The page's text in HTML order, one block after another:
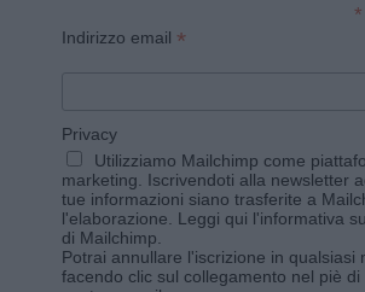
*
Indirizzo email *
Privacy
Utilizziamo Mailchimp come
marketing. Iscrivendoti alla newsletter
tue informazioni siano trasferite a
l'elaborazione. Leggi qui l'informativa
di Mailchimp
Potrai annullare l'iscrizione in qualsiasi
facendo clic sul collegamento nel piè di